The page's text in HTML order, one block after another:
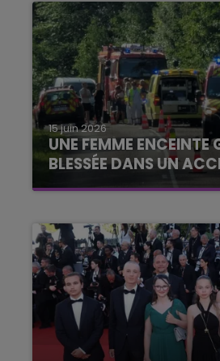
7h00 -
LE WEEK-END
15 juin 2026
UNE FEMME ENCEINTE
BLESSÉE DANS UN